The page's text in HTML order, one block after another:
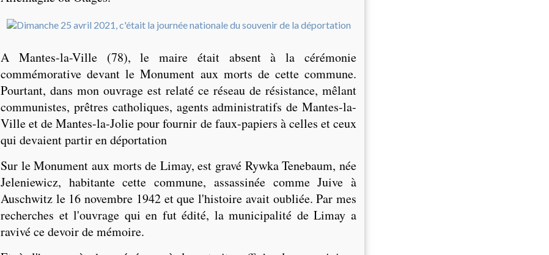
A Mantes-la-Ville (78), le maire était absent à la cérémonie
commémorative devant le Monument aux morts de cette commune.
Pourtant, dans mon ouvrage est relaté ce réseau de résistance, mêlant
communistes, prêtres catholiques, agents administratifs de Mantes-la-
Ville et de Mantes-la-Jolie pour fournir de faux-papiers à celles et ceux
qui devaient partir en déportation
Sur le Monument aux morts de Limay, est gravé Rywka Tenebaum, née
Jeleniewicz, habitante cette commune, assassinée comme Juive à
Auschwitz le 16 novembre 1942 et que l'histoire avait oubliée. Par mes
recherches et l'ouvrage qui en fut édité, la municipalité de Limay a
ravivé ce devoir de mémoire.